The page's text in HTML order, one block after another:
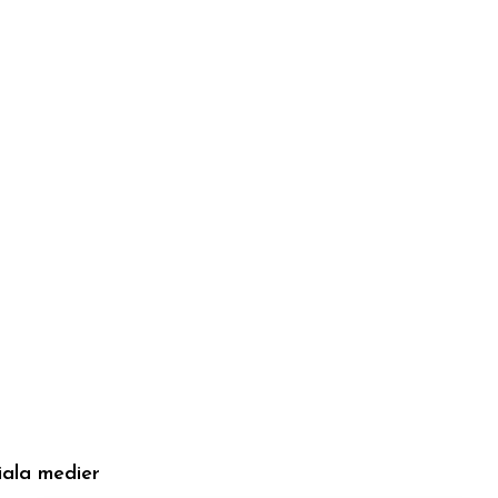
medier